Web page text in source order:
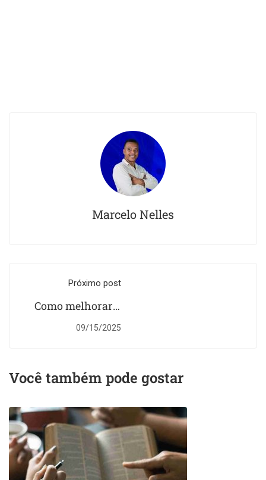
Marcelo Nelles
Próximo post
Como melhorar a
prática de conjunto
louvor
09/15/2025
Você também pode gostar